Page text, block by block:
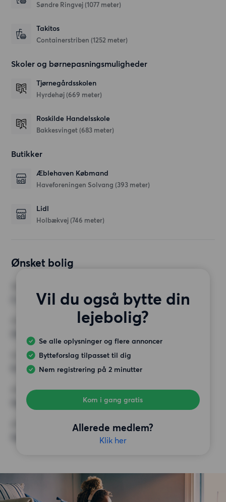
Søndre Ringvej (1077 meter)
Takitos
Containerstriben (1252 meter)
Skoler og børnepasningsmuligheder
Tjørnegårdsskolen
Hyrdehøj (669 meter)
Roskilde Handelsskole
Bakkesvinget (683 meter)
Butikker
Æblehaven Købmand
Haveforeningen Solvang (393 meter)
Lidl
Holbækvej (746 meter)
Ønsket bolig
Vil du også bytte din
lejebolig?
Se alle oplysninger og flere annoncer
Bytteforslag tilpasset til dig
Nem registrering på 2 minutter
Kom i gang gratis
Allerede medlem?
Klik her
2 værelser
MIN. ANTAL KVADRATMETER
MAX HUSLEJE
6 000 kr.
Ingen særlige krav
ØVRIGE PRÆFERENCER
Ingen særlige præferencer